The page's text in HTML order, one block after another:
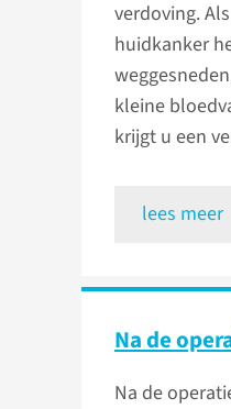
verdoving.
huidkanker
kleine
krijgt u een
lees meer
Na de
Na de